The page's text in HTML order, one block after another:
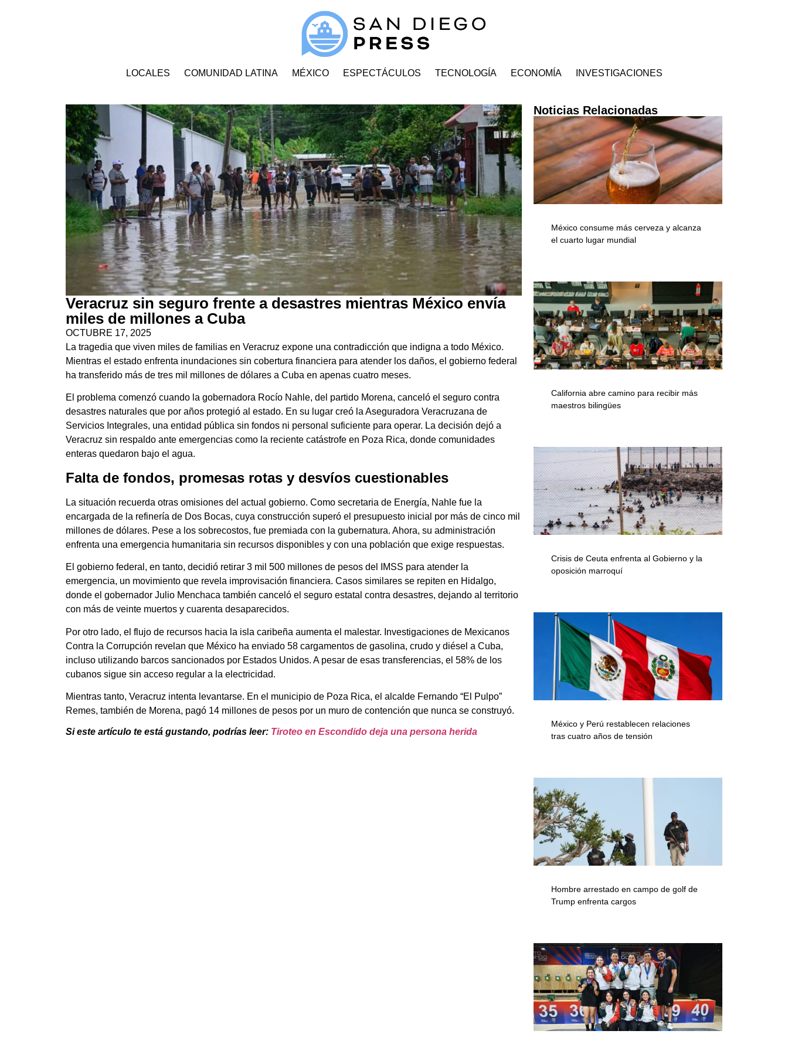
LOCALES COMUNIDAD LATINA MÉXICO ESPECTÁCULOS TECNOLOGÍA ECONOMÍA INVESTIGACIONES
Veracruz sin seguro frente a desastres mientras México envía
miles de millones a Cuba
OCTUBRE 17, 2025
La tragedia que viven miles de familias en Veracruz expone una contradicción que indigna a todo México.
Mientras el estado enfrenta inundaciones sin cobertura financiera para atender los daños, el gobierno federal
ha transferido más de tres mil millones de dólares a Cuba en apenas cuatro meses.
El problema comenzó cuando la gobernadora Rocío Nahle, del partido Morena, canceló el seguro contra
desastres naturales que por años protegió al estado. En su lugar creó la Aseguradora Veracruzana de
Servicios Integrales, una entidad pública sin fondos ni personal suficiente para operar. La decisión dejó a
Veracruz sin respaldo ante emergencias como la reciente catástrofe en Poza Rica, donde comunidades
enteras quedaron bajo el agua.
Falta de fondos, promesas rotas y desvíos cuestionables
La situación recuerda otras omisiones del actual gobierno. Como secretaria de Energía, Nahle fue la
encargada de la refinería de Dos Bocas, cuya construcción superó el presupuesto inicial por más de cinco mil
millones de dólares. Pese a los sobrecostos, fue premiada con la gubernatura. Ahora, su administración
enfrenta una emergencia humanitaria sin recursos disponibles y con una población que exige respuestas.
El gobierno federal, en tanto, decidió retirar 3 mil 500 millones de pesos del IMSS para atender la
emergencia, un movimiento que revela improvisación financiera. Casos similares se repiten en Hidalgo,
donde el gobernador Julio Menchaca también canceló el seguro estatal contra desastres, dejando al territorio
con más de veinte muertos y cuarenta desaparecidos.
Por otro lado, el flujo de recursos hacia la isla caribeña aumenta el malestar. Investigaciones de Mexicanos
Contra la Corrupción revelan que México ha enviado 58 cargamentos de gasolina, crudo y diésel a Cuba,
incluso utilizando barcos sancionados por Estados Unidos. A pesar de esas transferencias, el 58% de los
cubanos sigue sin acceso regular a la electricidad.
Mientras tanto, Veracruz intenta levantarse. En el municipio de Poza Rica, el alcalde Fernando “El Pulpo”
Remes, también de Morena, pagó 14 millones de pesos por un muro de contención que nunca se construyó.
Si este artículo te está gustando, podrías leer: Tiroteo en Escondido deja una persona herida
Noticias Relacionadas
México consume más cerveza y alcanza
el cuarto lugar mundial
California abre camino para recibir más
maestros bilingües
Crisis de Ceuta enfrenta al Gobierno y la
oposición marroquí
México y Perú restablecen relaciones
tras cuatro años de tensión
Hombre arrestado en campo de golf de
Trump enfrenta cargos